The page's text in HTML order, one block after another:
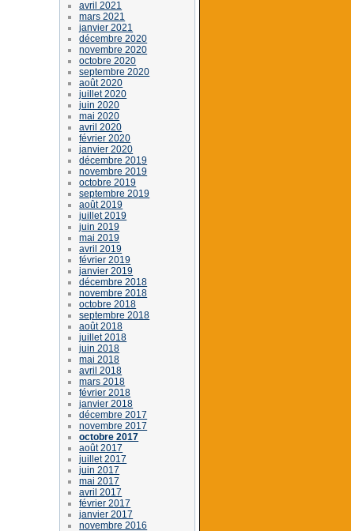
avril 2021
mars 2021
janvier 2021
décembre 2020
novembre 2020
octobre 2020
septembre 2020
août 2020
juillet 2020
juin 2020
mai 2020
avril 2020
février 2020
janvier 2020
décembre 2019
novembre 2019
octobre 2019
septembre 2019
août 2019
juillet 2019
juin 2019
mai 2019
avril 2019
février 2019
janvier 2019
décembre 2018
novembre 2018
octobre 2018
septembre 2018
août 2018
juillet 2018
juin 2018
mai 2018
avril 2018
mars 2018
février 2018
janvier 2018
décembre 2017
novembre 2017
octobre 2017
août 2017
juillet 2017
juin 2017
mai 2017
avril 2017
février 2017
janvier 2017
novembre 2016